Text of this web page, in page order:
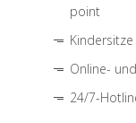
point
Online-
24/7-